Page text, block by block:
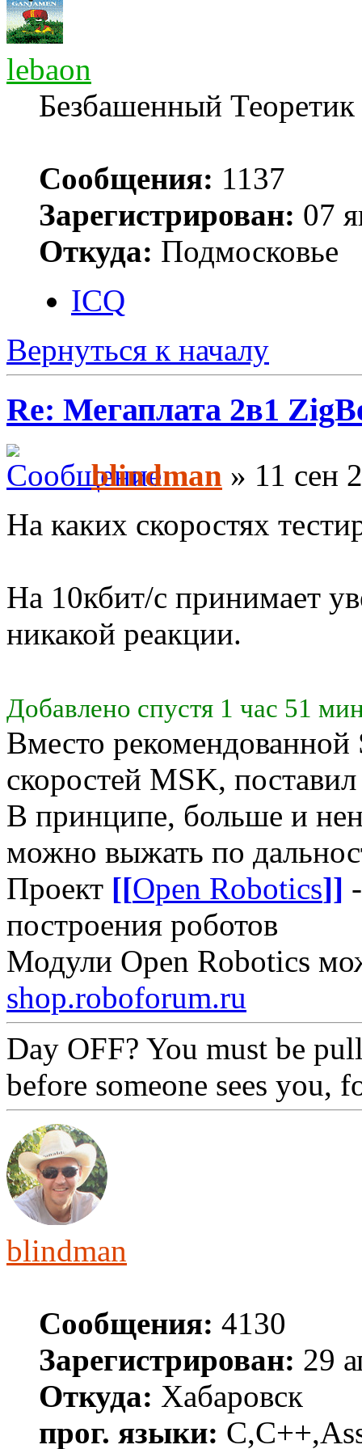
lebaon
Безбашенный Теоретик
Сообщения: 1137
Зарегистрирован: 07
Откуда: Подмосковье
ICQ
Вернуться к началу
Re: Мегаплата 2в1
blindman » 11 сен
На каких скоростях
На 10кбит/с принимает
никакой реакции.
Добавлено спустя 1 час 51
Вместо
скоростей MSK,
В принципе, больше и
можно выжать по
Проект [[Open Robotics]]
построения роботов
Модули Open Robotics
shop.roboforum.ru
Day OFF? You must be
before someone sees you,
blindman
Сообщения: 4130
Зарегистрирован: 29
Откуда: Хабаровск
прог. языки: